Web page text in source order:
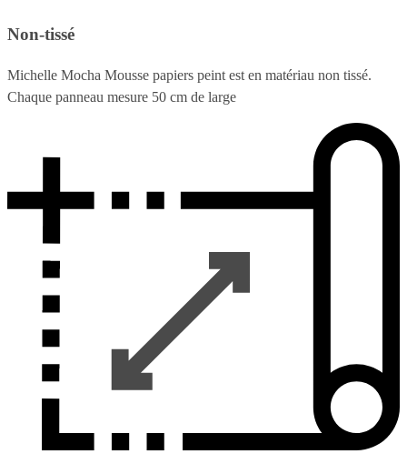
Non-tissé
Michelle Mocha Mousse papiers peint est en matériau non tissé.
Chaque panneau mesure 50 cm de large